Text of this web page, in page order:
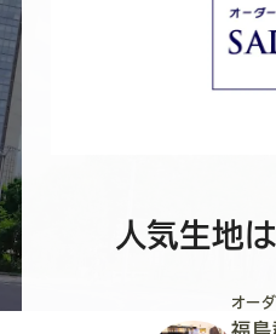
ー ー
ダ
ー
ー
ツ
人気生地
オー
福島